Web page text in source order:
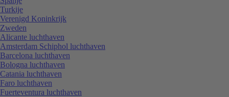
Turkije
Verenigd Koninkrijk
Zweden
Alicante luchthaven
Amsterdam Schiphol luchthaven
Barcelona luchthaven
Bologna luchthaven
Catania luchthaven
Faro luchthaven
Fuerteventura luchthaven